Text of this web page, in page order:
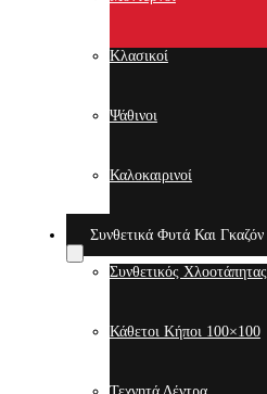
Κλασικοί
Ψάθινοι
Καλοκαιρινοί
Συνθετικά Φυτά Και Γκαζόν
Συνθετικός Χλοοτάπητας
Κάθετοι Κήποι 100×100